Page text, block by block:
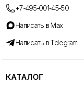
+7-495-001-45-50
Написать в Max
Написать в Telegram
КАТАЛОГ